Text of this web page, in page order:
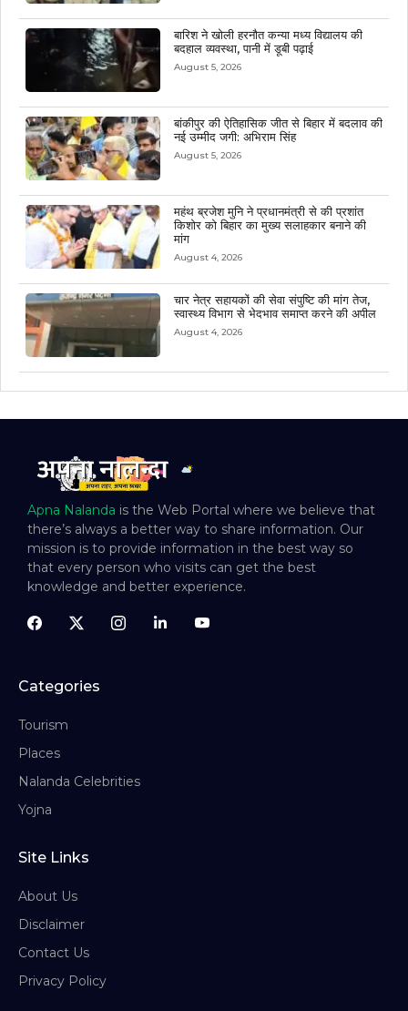
बारिश ने खोली हरनौत कन्या मध्य विद्यालय की
बदहाल व्यवस्था, पानी में डूबी पढ़ाई
August 5, 2026
बांकीपुर की ऐतिहासिक जीत से बिहार में बदलाव की
नई उम्मीद जगी: अभिराम सिंह
August 5, 2026
महंथ ब्रजेश मुनि ने प्रधानमंत्री से की प्रशांत
किशोर को बिहार का मुख्य सलाहकार बनाने की
मांग
August 4, 2026
चार नेत्र सहायकों की सेवा संपुष्टि की मांग तेज,
स्वास्थ्य विभाग से भेदभाव समाप्त करने की अपील
August 4, 2026
Apna Nalanda is the Web Portal where we believe that
there’s always a better way to share information. Our
mission is to provide information in the best way so
that every person who visits can get the best
knowledge and better experience.
Categories
Tourism
Places
Nalanda Celebrities
Yojna
Site Links
About Us
Disclaimer
Contact Us
Privacy Policy